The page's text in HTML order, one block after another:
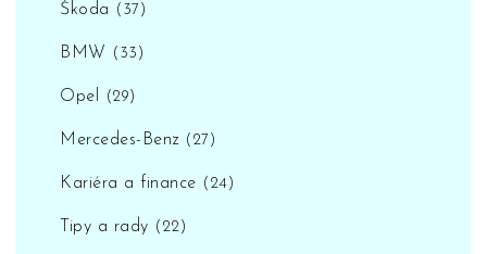
Škoda (37)
BMW (33)
Opel (29)
Mercedes-Benz (27)
Kariéra a finance (24)
Tipy a rady (22)